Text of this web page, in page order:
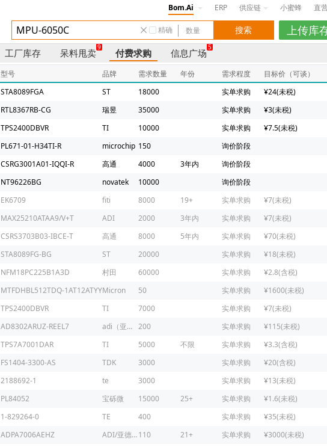
Bom.Ai ERP 供应链 小蜜蜂 直
精确
工厂库存 呆料甩卖
9
付费求购 信息广场
5
型号 品牌 需求数量 年份 需求程度 目标价（可谈）
STA8089FGA ST 18000 实单求购 ¥24(未税)
RTL8367RB-CG 瑞昱 35000 实单求购 ¥3(未税)
TPS2400DBVR TI 10000 实单求购 ¥7.5(未税)
PL671-01-H34TI-R microchip 150 询价阶段
CSRG3001A01-IQQI-R 高通 4000 3年内 询价阶段
NT96226BG novatek 10000 询价阶段
EK6709 fiti 8000 19+ 实单求购 ¥7(未税)
MAX25210ATAA9/V+T ADI 2000 3年内 实单求购 ¥7(未税)
CSRS3703B03-IBCE-T 高通 8000 5年内 实单求购 ¥70(未税)
STA8089FG-BG ST 20000 实单求购 ¥18(未税)
NFM18PC225B1A3D 村田 60000 实单求购 ¥2.8(含税)
MTFDHBL512TDQ-1AT12ATYYMicron 50 实单求购 ¥1600(未税)
TPS2400DBVR TI 7000 实单求购 ¥7(未税)
AD8302ARUZ-REEL7 adi（亚德诺） 200 实单求购 ¥115(未税)
TPS7A7001DAR TI 5000 不限 实单求购 ¥3.3(含税)
FS1404-3300-AS TDK 3000 实单求购 ¥20(含税)
2188692-1 te 3000 实单求购 ¥13(未税)
PL84052 宝砾微 15000 25+ 实单求购 ¥1.6(未税)
1-829264-0 TE 400 实单求购 ¥35(未税)
ADPA7006AEHZ ADI/亚德诺110 21+ 实单求购 ¥3000(未税)